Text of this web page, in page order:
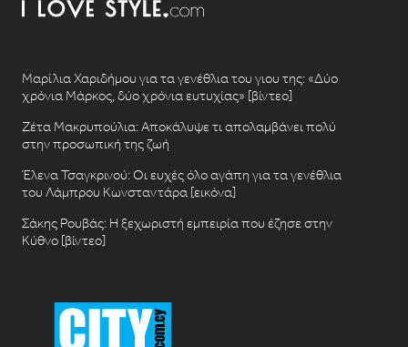
Μαρίλια Χαριδήμου για τα γενέθλια του γιου της: «Δύο
χρόνια Μάρκος, δύο χρόνια ευτυχίας» [βίντεο]
Ζέτα Μακρυπούλια: Αποκάλυψε τι απολαμβάνει πολύ
στην προσωπική της ζωή
Έλενα Τσαγκρινού: Οι ευχές όλο αγάπη για τα γενέθλια
του Λάμπρου Κωνσταντάρα [εικόνα]
Σάκης Ρουβάς: Η ξεχωριστή εμπειρία που έζησε στην
Κύθνο [βίντεο]